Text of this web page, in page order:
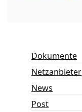
Dokumente
Netzanbieter
News
Post